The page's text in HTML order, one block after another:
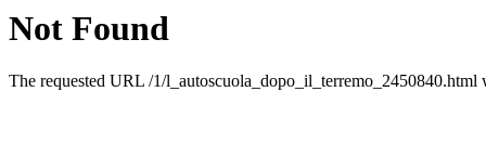
Not Found
The requested URL /1/l_autoscuola_dopo_il_terremo_2450840.html